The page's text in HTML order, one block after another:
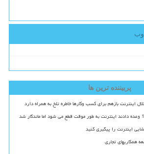
وب
پربیننده ترین ها
اینترنت بازهم برای کسب وکارها خاطره تلخ به همراه دارد
اینترنت را پیگیری کنید
همکاریهای تجاری